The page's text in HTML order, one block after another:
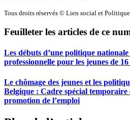
Tous droits réservés © Lien social et
Feuilleter les articles de ce
Les débuts d’une politique
professionnelle pour les jeunes de 16
Le chômage des jeunes et les
Belgique : Cadre spécial temporaire
promotion de l’emploi